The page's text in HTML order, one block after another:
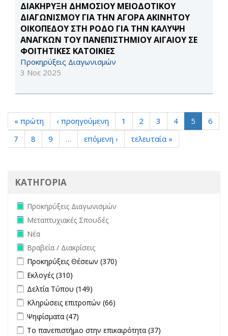
ΔΙΑΚΗΡΥΞΗ ΔΗΜΟΣΙΟΥ ΜΕΙΟΔΟΤΙΚΟΥ
ΔΙΑΓΩΝΙΣΜΟΥ ΓΙΑ ΤΗΝ ΑΓΟΡΑ ΑΚΙΝΗΤΟΥ
ΟΙΚΟΠΕΔΟΥ ΣΤΗ ΡΟΔΟ ΓΙΑ ΤΗΝ ΚΑΛΥΨΗ
ΑΝΑΓΚΩΝ ΤΟΥ ΠΑΝΕΠΙΣΤΗΜΙΟΥ ΑΙΓΑΙΟΥ ΣΕ
ΦΟΙΤΗΤΙΚΕΣ ΚΑΤΟΙΚΙΕΣ
Προκηρύξεις Διαγωνισμών
3 Νοε 2025
« πρώτη ‹ προηγούμενη 1 2 3 4 5
6
7
8 9 … επόμενη › τελευταία »
ΚΑΤΗΓΟΡΙΑ
Remove Προκηρύξεις Διαγωνισμών filter
Προκηρύξεις Διαγωνισμών
Remove Μεταπτυχιακές Σπουδές filter
Μεταπτυχιακές Σπουδές
Remove Νέα filter
Νέα
Remove Βραβεία / Διακρίσεις filter
Βραβεία / Διακρίσεις
Apply Προκηρύξεις Θέσεων filter
Προκηρύξεις Θέσεων (370)
Apply Εκλογές filter
Εκλογές (310)
Apply Δελτία Τύπου filter
Δελτία Τύπου (149)
Apply Κληρώσεις επιτροπών filter
Κληρώσεις επιτροπών (66)
Apply Ψηφίσματα filter
Ψηφίσματα (47)
Apply Το πανεπιστήμιο στην επικαιρότητα filter
Το πανεπιστήμιο στην επικαιρότητα (37)